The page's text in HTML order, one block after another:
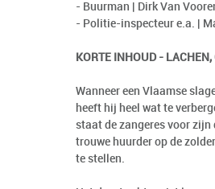
- Buurman | Dirk Van
- Politie-inspecteur e.a. |
KORTE INHOUD -
Wanneer een Vlaamse
heeft hij heel wat te
staat de zangeres voor zijn
trouwe huurder op de
te stellen.